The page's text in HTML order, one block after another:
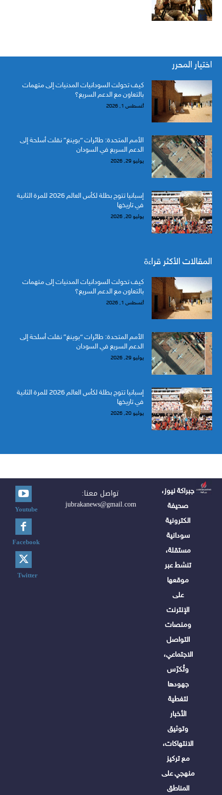
اختيار المحرر
كيف تحولت السودانيات المدنيات إلى متهمات
بالتعاون مع الدعم السريع؟
أغسطس 1, 2026
الأمم المتحدة: طائرات “بوينغ” نقلت أسلحة إلى
الدعم السريع في السودان
يوليو 29, 2026
إسبانيا تتوج بطلة لكأس العالم 2026 للمرة الثانية
في تاريخها
يوليو 20, 2026
المقالات الأكثر قراءة
كيف تحولت السودانيات المدنيات إلى متهمات
بالتعاون مع الدعم السريع؟
أغسطس 1, 2026
الأمم المتحدة: طائرات “بوينغ” نقلت أسلحة إلى
الدعم السريع في السودان
يوليو 29, 2026
إسبانيا تتوج بطلة لكأس العالم 2026 للمرة الثانية
في تاريخها
يوليو 20, 2026
جبراكة نيوز،
صحيفة
الكترونية
سودانية
مستقلة،
تنشط عبر
موقعها
على
الإنترنت
ومنصات
التواصل
الاجتماعي،
وتُكرّس
جهودها
لتغطية
الأخبار
وتوثيق
الانتهاكات،
مع تركيز
منهجي على
المناطق
تواصل معنا:
jubrakanews@gmail.com
Youtube
Facebook
Twitter